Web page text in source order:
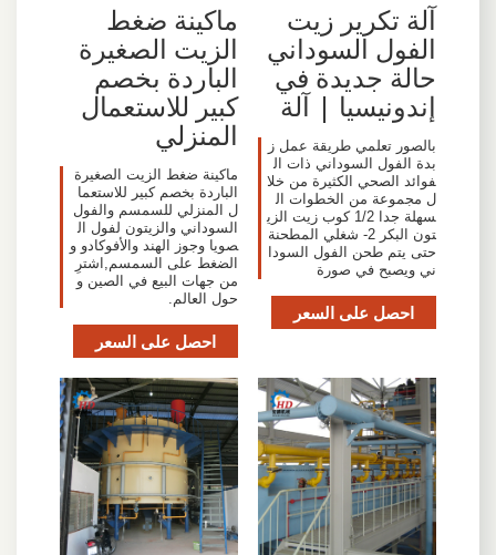
آلة تكرير زيت
الفول السوداني
حالة جديدة في
إندونيسيا | آلة
بالصور تعلمي طريقة عمل ز
بدة الفول السوداني ذات ال
فوائد الصحي الكثيرة من خلا
ل مجموعة من الخطوات ال
سهلة جدا 1/2 كوب زيت الزي
تون البكر 2- شغلي المطحنة
حتى يتم طحن الفول السودا
ني ويصبح في صورة
احصل على السعر
ماكينة ضغط
الزيت الصغيرة
الباردة بخصم
كبير للاستعمال
المنزلي
ماكينة ضغط الزيت الصغيرة
الباردة بخصم كبير للاستعما
ل المنزلي للسمسم والفول
السوداني والزيتون لفول ال
صويا وجوز الهند والأفوكادو و
الضغط على السمسم,اشترِ
من جهات البيع في الصين و
حول العالم.
احصل على السعر